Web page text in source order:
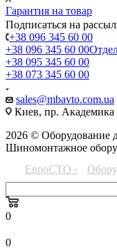
Гарантия на товар
Подписаться на
+38 096 345 60 00
+38 096 345 60 00
+38 095 345 60 00
+38 073 345 60 00
sales@mbavto.com.ua
Киев, пр. Академика
2026 © Оборудование
Шиномонтажное
ЕвроСТО ›
0
0